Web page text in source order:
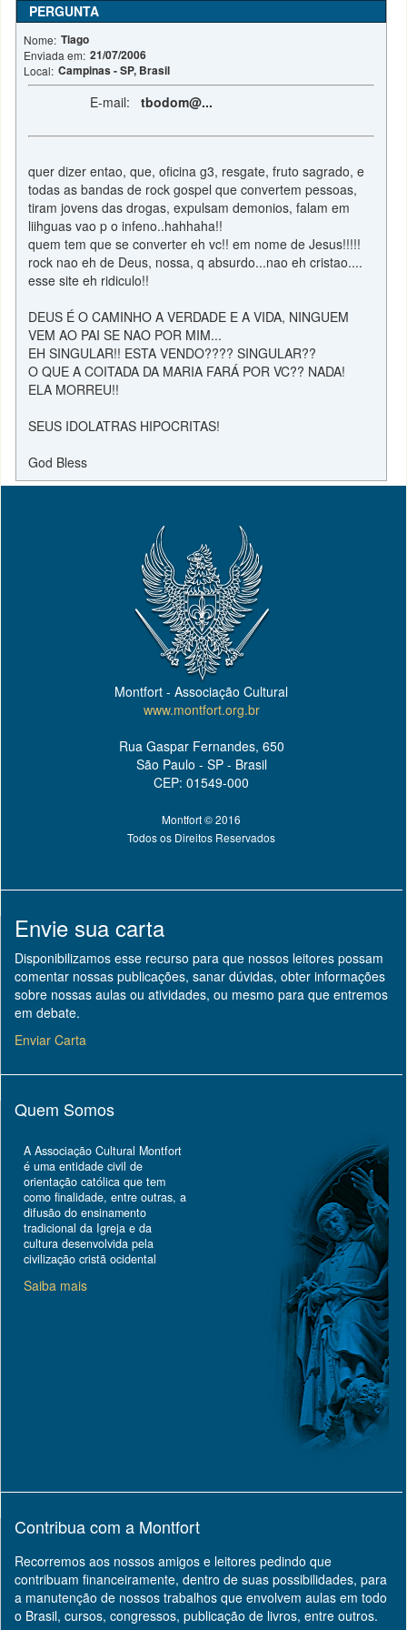
PERGUNTA
Nome: Tiago
Enviada em: 21/07/2006
Local: Campinas - SP, Brasil
E-mail:tbodom@...
quer dizer entao, que, oficina g3, resgate, fruto sagrado, e
todas as bandas de rock gospel que convertem pessoas,
tiram jovens das drogas, expulsam demonios, falam em
liihguas vao p o infeno..hahhaha!!
quem tem que se converter eh vc!! em nome de Jesus!!!!!
rock nao eh de Deus, nossa, q absurdo...nao eh cristao....
esse site eh ridiculo!!
DEUS É O CAMINHO A VERDADE E A VIDA, NINGUEM
VEM AO PAI SE NAO POR MIM...
EH SINGULAR!! ESTA VENDO???? SINGULAR??
O QUE A COITADA DA MARIA FARÁ POR VC?? NADA!
ELA MORREU!!
SEUS IDOLATRAS HIPOCRITAS!
God Bless
Montfort - Associação Cultural
www.montfort.org.br
Rua Gaspar Fernandes, 650
São Paulo - SP - Brasil
CEP: 01549-000
Montfort © 2016
Todos os Direitos Reservados
Envie sua carta
Disponibilizamos esse recurso para que nossos leitores possam
comentar nossas publicações, sanar dúvidas, obter informações
sobre nossas aulas ou atividades, ou mesmo para que entremos
em debate.
Enviar Carta
Quem Somos
A Associação Cultural Montfort
é uma entidade civil de
orientação católica que tem
como finalidade, entre outras, a
difusão do ensinamento
tradicional da Igreja e da
cultura desenvolvida pela
civilização cristã ocidental
Saiba mais
Contribua com a Montfort
Recorremos aos nossos amigos e leitores pedindo que
contribuam financeiramente, dentro de suas possibilidades, para
a manutenção de nossos trabalhos que envolvem aulas em todo
o Brasil, cursos, congressos, publicação de livros, entre outros.